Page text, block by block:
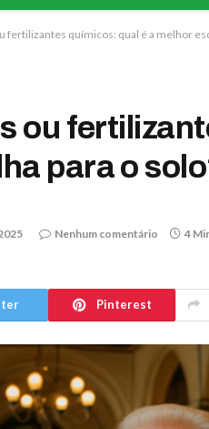
fertilizantes químicos: qual é a melhor
ou
para o
Nenhum comentário 4
Pinterest